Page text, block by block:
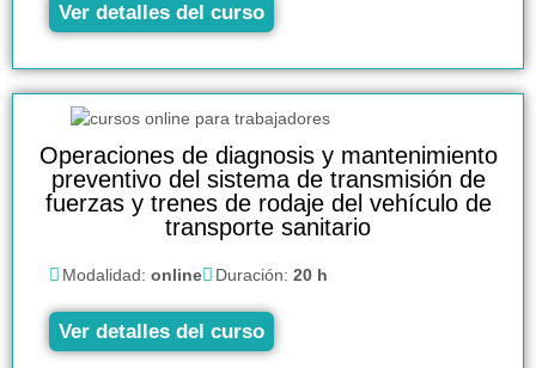
Ver detalles del curso
Operaciones de diagnosis y mantenimiento
preventivo del sistema de transmisión de
fuerzas y trenes de rodaje del vehículo de
transporte sanitario
Modalidad: online Duración: 20 h
Ver detalles del curso